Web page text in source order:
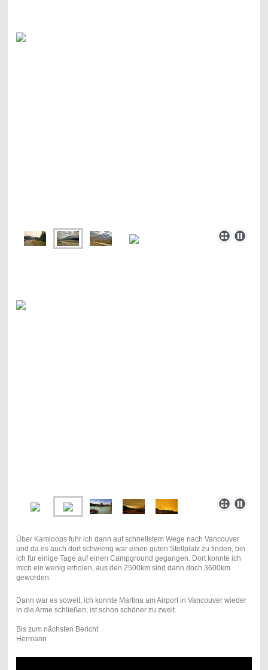
Über Kamloops fuhr ich dann auf schnellstem Wege nach Vancouver
und da es auch dort schwierig war einen guten Stellplatz zu finden, bin
ich für einige Tage auf einen Campground gegangen. Dort konnte ich
mich ein wenig erholen, aus den 2500km sind dann doch 3600km
geworden.
Dann war es soweit, ich konnte Martina am Airport in Vancouver wieder
in die Arme schließen, ist schon schöner zu zweit.
Bis zum nächsten Bericht
Hermann